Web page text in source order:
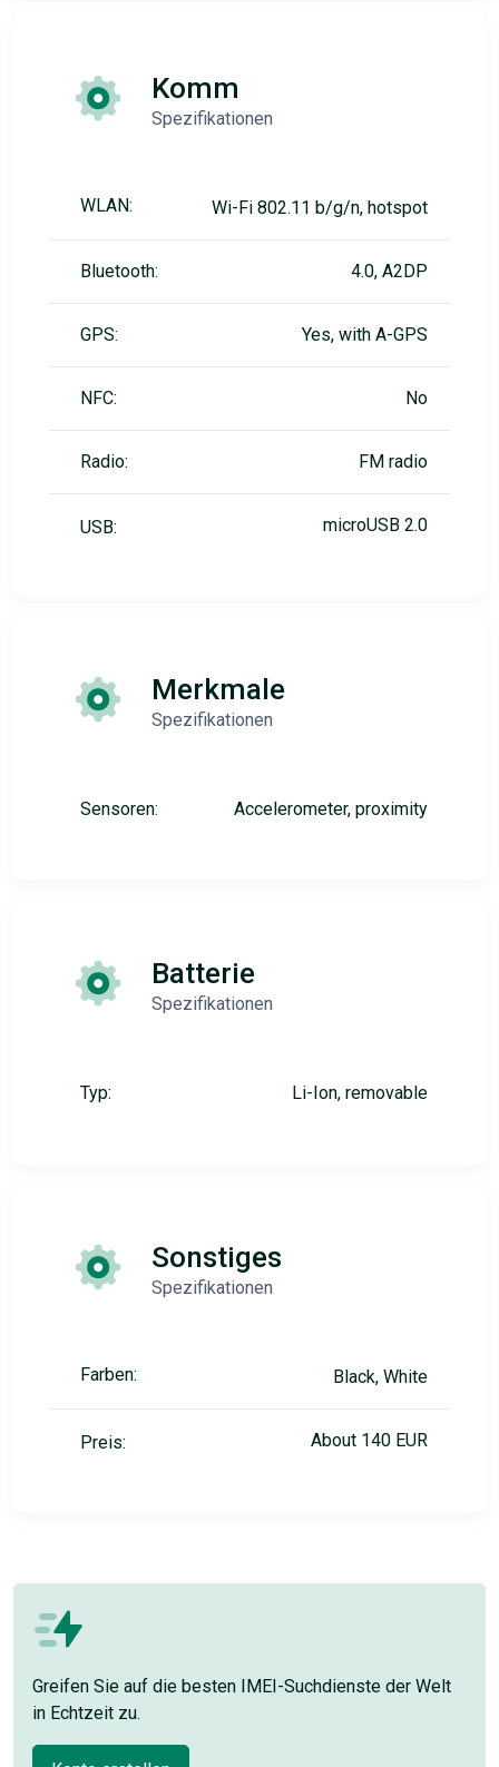
Komm
Spezifikationen
WLAN: Wi-Fi 802.11 b/g/n, hotspot
Bluetooth: 4.0, A2DP
GPS: Yes, with A-GPS
NFC: No
Radio: FM radio
USB: microUSB 2.0
Merkmale
Spezifikationen
Sensoren: Accelerometer, proximity
Batterie
Spezifikationen
Typ: Li-Ion, removable
Sonstiges
Spezifikationen
Farben: Black, White
Preis: About 140 EUR
Greifen Sie auf die besten IMEI-Suchdienste der Welt
in Echtzeit zu.